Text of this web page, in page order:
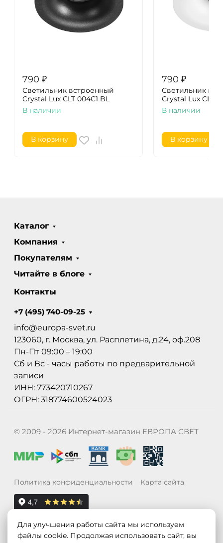
790 ₽
Светильник встроенный
Crystal Lux CLT 004C1 BL
В наличии
В корзину
790 ₽
Светильник
Crystal Lux CLT
В наличии
В корзину
Каталог
Компания
Покупателям
Читайте в блоге
Контакты
+7 (495) 740-09-25
info@europa-svet.ru
123060, г. Москва, ул. Расплетина, д.24, оф.208
Пн-Пт 09:00 – 19:00
Сб и Вс - часы работы по предварительной
записи
ИНН: 773420710267
ОГРН: 318774600524023
© 2009 - 2026 Интернет-магазин ЕВРОПА СВЕТ
Политика конфиденциальности Карта сайта
Для улучшения работы сайта мы используем
файлы cookie. Продолжая использовать сайт, вы